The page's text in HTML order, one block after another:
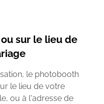
sur le lieu de
le photobooth
le lieu de votre
ou à l'adresse de